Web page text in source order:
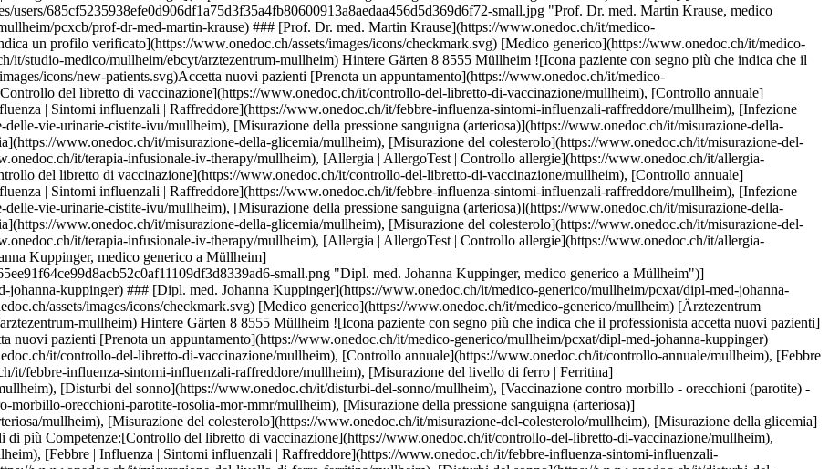
lheim), [Febbre | Influenza | Sintomi influenzali | Raffreddore](https://www.onedoc.ch/it/febbre-influenza-sintomi-influenzali-raffreddore/mullheim), [Misurazione del livello di ferro | Ferritina](https://www.onedoc.ch/it/misurazione-del-livello-di-ferro-ferritina/mullheim), [Disturbi del sonno](https://www.onedoc.ch/it/disturbi-del-sonno/mullheim), [Vaccinazione contro morbillo - orecchioni (parotite) - rosolia (MOR/MMR)](https://www.onedoc.ch/it/vaccinazione-contro-morbillo-orecchioni-parotite-rosolia-mor-mmr/mullheim), [Misurazione della pressione sanguigna (arteriosa)](https://www.onedoc.ch/it/misurazione-della-pressione-sanguigna-arteriosa/mullheim), [Misurazione del colesterolo](https://www.onedoc.ch/it/misurazione-del-colesterolo/mullheim), [Misurazione della glicemia](https://www.onedoc.ch/it/misurazione-della-glicemia/mullheim)Vedi di più [![Dr. med. Alexander Wiest, medico generico a Müllheim](https://assets.onedoc.ch/images/users/43b62207789e834e17354b390caecd4ec76e252687c06c84e5bf947332a8d61e-small.jpg "Dr. med. Alexander Wiest, medico generico a Müllheim")](https://www.onedoc.ch/it/medico-generico/mullheim/pcxas/dr-med-alexander-wiest) ### [Dr. med. Alexander Wiest](https://www.onedoc.ch/it/medico-generico/mullheim/pcxas/dr-med-alexander-wiest) ![Badge che indica un profilo verificato](https://www.onedoc.ch/assets/images/icons/checkmark.svg) [Medico generico](https://www.onedoc.ch/it/medico-generico/mullheim) [Ärztezentrum Müllheim](https://www.onedoc.ch/it/studio-medico/mullheim/ebcyt/arztezentrum-mullheim) Hintere Gärten 8 8555 Müllheim ![Icona paziente con segno più che indica che il professionista accetta nuovi pazienti](https://www.onedoc.ch/assets/images/icons/new-patients.svg)Accetta nuovi pazienti [Prenota un appuntamento](https://www.onedoc.ch/it/medico-generico/mullheim/pcxas/dr-med-alexander-wiest) Competenze:[Controllo del libretto di vaccinazione](https://www.onedoc.ch/it/controllo-del-libretto-di-vaccinazione/mullheim), [Controllo annuale](https://www.onedoc.ch/it/controllo-annuale/mullheim), [Misurazione della pressione sanguigna (arteriosa)](https://www.onedoc.ch/it/misurazione-della-pressione-sanguigna-arteriosa/mullheim), [Misurazione del livello di ferro | Ferritina](https://www.onedoc.ch/it/misurazione-del-livello-di-ferro-ferritina/mullheim), [Febbre | Influenza | Sintomi influenzali | Raffreddore](https://www.onedoc.ch/it/febbre-influenza-sintomi-influenzali-raffreddore/mullheim), [Misurazione della glicemia](https://www.onedoc.ch/it/misurazione-della-glicemia/mullheim), [Misurazione del colesterolo](https://www.onedoc.ch/it/misurazione-del-colesterolo/mullheim), [Vaccinazione contro morbillo - orecchioni (parotite) - rosolia (MOR/MMR)](https://www.onedoc.ch/it/vaccinazione-contro-morbillo-orecchioni-parotite-rosolia-mor-mmr/mullheim), [Screening dello streptococco](https://www.onedoc.ch/it/screening-dello-streptococco/mullheim)Vedi di più Competenze:[Controllo del libretto di vaccinazione](https://www.onedoc.ch/it/controllo-del-libretto-di-vaccinazione/mullheim), [Controllo annuale](https://www.onedoc.ch/it/controllo-annuale/mullheim), [Misurazione della pressione sanguigna (arteriosa)](https://www.onedoc.ch/it/misurazione-della-pressione-sanguigna-arteriosa/mullheim), [Misurazione del livello di ferro | Ferritina](https://www.onedoc.ch/it/misurazione-del-livello-di-ferro-ferritina/mullheim), [Febbre | Influenza | Sintomi influenzali | Raffreddore](https://www.onedoc.ch/it/febbre-influenza-sintomi-influenzali-raffreddore/mullheim), [Misurazione della glicemia](https://www.onedoc.ch/it/misurazione-della-glicemia/mullheim), [Misurazione del colesterolo](https://www.onedoc.ch/it/misurazione-del-colesterolo/mullheim), [Vaccinazione contro morbillo - orecchioni (parotite) - rosolia (MOR/MMR)](https://www.onedoc.ch/it/vaccinazione-contro-morbillo-orecchioni-parotite-rosolia-mor-mmr/mullheim), [Screening dello streptococco](https://www.onedoc.ch/it/screening-dello-streptococco/mullheim)Vedi di più [![Dr. med. Alex Steinacher, medico generico a Müllheim](https://assets.onedoc.ch/images/users/f099524921568f4aea912cac6e0b40a3e6edf44d891b8b2ed8f126c1dee6f14b-small.jpg "Dr. med. Alex Steinacher, medico generico a Müllheim")](https://www.onedoc.ch/it/medico-generico/mullheim/pcxaq/dr-med-alex-steinacher) ### [Dr. med. Alex Steinacher](https://www.onedoc.ch/it/medico-generico/mullheim/pcxaq/dr-med-alex-steinacher) ![Badge che indica un profilo verificato](https://www.onedoc.ch/assets/images/icons/checkmark.svg) [Medico generico](https://www.onedoc.ch/it/medico-generico/mullheim) [Ärztezentrum Müllheim](https://www.onedoc.ch/it/studio-medico/mullheim/ebcyt/arztezentrum-mullheim) Hintere Gärten 8 8555 Müllheim ![Icona paziente con segno più che indica che il professionista accetta nuovi pazienti](https://www.onedoc.ch/assets/images/icons/new-patients.svg)Accetta nuovi pazienti [Prenota un appuntamento](https://www.onedoc.ch/it/medico-generico/mullheim/pcxaq/dr-med-alex-steinacher) Competenze:[Controllo del libretto di vaccinazione](https://www.onedoc.ch/it/controllo-del-libretto-di-vaccinazione/mullheim), [Controllo annuale](https://www.onedoc.ch/it/controllo-annuale/mullheim), [Ecografia addominale](https://www.onedoc.ch/it/ecografia-addominale/mullheim), [Burnout](https://www.onedoc.ch/it/burnout/mullheim), [Screening infezione urinaria](https://www.onedoc.ch/it/screening-infezione-urinaria/mullheim), [Misurazione della pressione sanguigna (arteriosa)](https://www.onedoc.ch/it/misurazione-della-pressione-sanguigna-arteriosa/mullheim), [Misurazione del colesterolo](https://www.onedoc.ch/it/misurazione-del-colesterolo/mullheim), [Misurazione della glicemia](https://www.onedoc.ch/it/misurazione-della-glicemia/mullheim), [Disfunzione erettile | Impotenza](https://www.onedoc.ch/it/disfunzione-erettile-impotenza/mullheim)Vedi di più Competenze:[Controllo del libretto di vaccinazione](https://www.onedoc.ch/it/controllo-del-libretto-di-vaccinazione/mullheim), [Controllo annuale](https://www.onedoc.ch/it/controllo-annuale/mullheim), [Ecografia addominale](https://www.onedoc.ch/it/ecografia-addominale/mullheim), [Burnout](https://www.onedoc.ch/it/burnout/mullheim), [Screening infezione urinaria](https://www.onedoc.ch/it/screening-infezione-urinaria/mullheim), [Misurazione della pressione sanguigna (arteriosa)](https://www.onedoc.ch/it/misurazione-della-pressione-sanguigna-arteriosa/mullheim), [Misurazione del colesterolo](https://www.onedoc.ch/it/misurazione-del-colesterolo/mullheim), [Misurazione della glicemia](https://www.onedoc.ch/it/misurazione-della-glicemia/mullheim), [Disfunzione erettile | Impotenza](https://www.onedoc.ch/it/disfunzione-erettile-impotenza/mullheim)Vedi di più [![Dr.ssa med. Susanna Stranzl-Dojcinovic, medico generico a Müllheim](https://assets.onedoc.ch/images/users/dafed14c78e4815c9886eef5510117dc787c7b6ac7a22c92b823b3dd7d43fc1a-small.jpg "Dr.ssa med. Susanna Stranzl-Dojcinovic, medico generico a Müllheim")](https://www.onedoc.ch/it/medico-generico/mullheim/pcxca/dr-med-susanna-stranzl-dojcinovic) ### [Dr.ssa med. Susanna Stranzl-Dojcinovic](https://www.onedoc.ch/it/medico-generico/mullheim/pcxca/dr-med-susanna-stranzl-dojcinovic) ![Badge che indica un profilo verificato](https://www.onedoc.ch/assets/images/icons/checkmark.svg) [Medico generico](https://www.onedoc.ch/it/medico-generico/mullheim) [Ärztezentrum Müllheim](https://www.onedoc.ch/it/studio-medico/mullheim/ebcyt/arztezentrum-mullheim) Hintere Gärten 8 8555 Müllheim ![Icona paziente con segno più che indica che il professionista accetta nuovi pazienti](https://www.onedoc.ch/assets/images/icons/new-patients.svg)Accetta nuovi pazienti [Prenota un appuntamento](https://www.onedoc.ch/it/medico-generico/mullheim/pcxca/dr-med-susanna-stranzl-dojcinovic) Competenze:[Controllo del libretto di vaccinazione](https://www.onedoc.ch/it/controllo-del-libretto-di-vaccinazione/mullheim), [Controllo annuale](https://www.onedoc.ch/it/controllo-annuale/mullheim), [Infezione delle vie urinarie | Cistite (IVU)](https://www.onedoc.ch/it/infezione-delle-vie-urinarie-cistite-ivu/mullheim), [Misurazione del colesterolo](https://www.onedoc.ch/it/misurazione-del-colesterolo/mullheim), [Misurazione del livello di ferro | Ferritina](https://www.onedoc.ch/it/misurazione-del-livello-di-ferro-ferritina/mullheim), [Misurazione della pressione sanguigna (arteriosa)](https://www.onedoc.ch/it/misurazione-della-pressione-sanguigna-arteriosa/mullheim), [Febbre | Influenza | Sintomi influenzali | Raffreddore](https://www.onedoc.ch/it/febbre-influenza-sintomi-influenzali-raffreddore/mullheim), [Disturbi del sonno](https://www.onedoc.ch/it/disturbi-del-sonno/mullheim), [Valutazione preoperatoria](https://www.onedoc.ch/it/valutazione-preoperatoria/mullheim)Vedi di più Competenze:[Controllo del libretto di vaccinazione](https://www.onedoc.ch/it/controllo-del-libretto-di-vaccinazione/mullheim), [Controllo annuale](https://www.onedoc.ch/it/controllo-annuale/mullheim), [Infezione delle vie urinarie | Cistite (IVU)](https://www.onedoc.ch/it/infezione-delle-vie-urinarie-cistite-ivu/mullheim), [Misurazione del colesterolo](https://www.onedoc.ch/it/misurazione-del-colesterolo/mullheim), [Misurazione del livello di ferro | Ferritina](https://www.onedoc.ch/it/misurazione-del-livello-di-ferro-ferritina/mullheim), [Misurazione della pressione sanguigna (arteriosa)](https://www.onedoc.ch/it/misurazione-della-pressione-sanguigna-arteriosa/mullheim), [Febbre | Influenza | Sintomi influenzali | Raffreddore](https://www.onedoc.ch/it/febbre-influenza-sintomi-influenzali-raffreddore/mullheim), [Disturbi del sonno](https://www.onedoc.ch/it/disturbi-del-sonno/mullheim), [Valutazione preoperatoria](https://www.onedoc.ch/it/valutazione-preoperatoria/mullheim)Vedi di più [![Dr.ssa med. Simone Stacher, medico generico a Müllheim](https://assets.onedoc.ch/images/users/7a4595f0bcbf2e6f2b990578e12715381203a556c4644b36728439eb6a87a026-small.jpg